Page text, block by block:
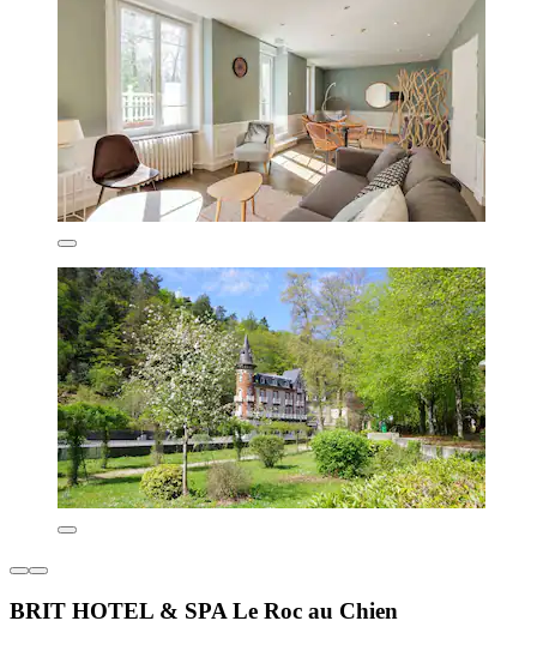
BRIT HOTEL & SPA Le Roc au Chien